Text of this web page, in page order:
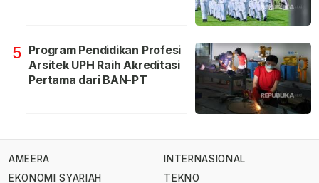
5 Program Pendidikan Profesi
Arsitek UPH Raih Akreditasi
Pertama dari BAN-PT
AMEERA
EKONOMI SYARIAH
INTERNASIONAL
TEKNO